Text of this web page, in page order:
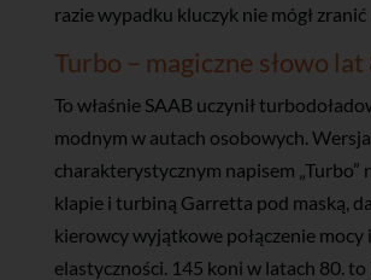
razie wypadku kluczyk nie mógł
Turbo – magiczne słowo lat
To właśnie SAAB uczynił
modnym w autach osobowych.
charakterystycznym napisem „Turbo”
klapie i turbiną Garretta pod maską,
kierowcy wyjątkowe połączenie mocy i
elastyczności. 145 koni w latach 80. to